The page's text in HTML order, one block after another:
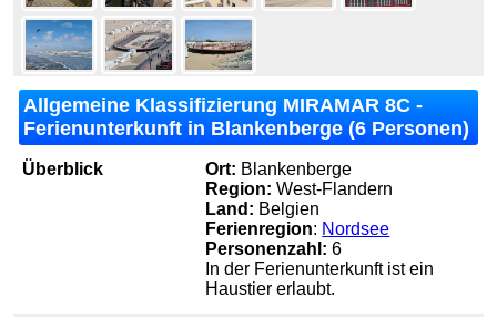
Allgemeine Klassifizierung MIRAMAR 8C -
Ferienunterkunft in Blankenberge (6 Personen)
Überblick Ort: Blankenberge
Region: West-Flandern
Land: Belgien
Ferienregion: Nordsee
Personenzahl: 6
In der Ferienunterkunft ist ein
Haustier erlaubt.